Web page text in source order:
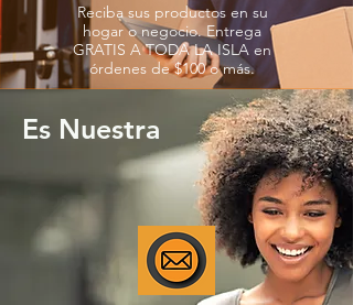
Reciba sus productos en su
hogar o negocio. Entrega
GRATIS A TODA LA ISLA en
órdenes de $100 o más.
Es Nuestra